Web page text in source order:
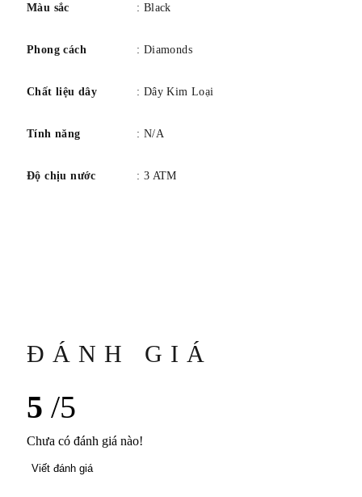
Màu sắc : Black
Phong cách : Diamonds
Chất liệu dây : Dây Kim Loại
Tính năng : N/A
Độ chịu nước : 3 ATM
ĐÁNH GIÁ
5 /5
Chưa có đánh giá nào!
Viết đánh giá